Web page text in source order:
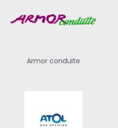
Armor conduite